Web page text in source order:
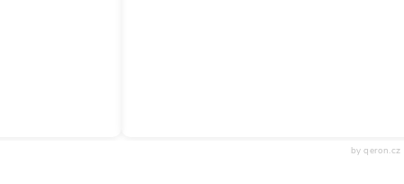
by qeron.cz